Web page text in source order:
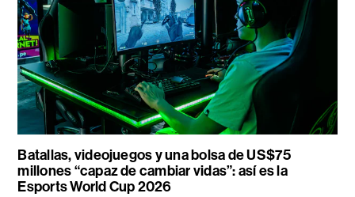
Batallas, videojuegos y una bolsa de US$75
millones “capaz de cambiar vidas”: así es la
Esports World Cup 2026